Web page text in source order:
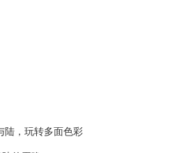
陆，玩转多面色彩